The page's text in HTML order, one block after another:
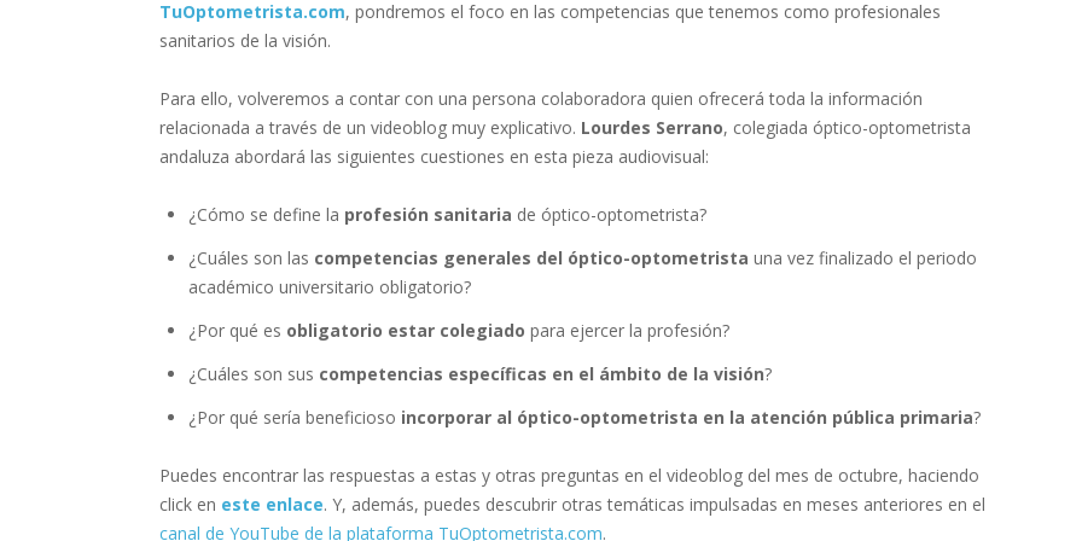
TuOptometrista.com, pondremos el foco en las competencias que tenemos como profesionales
sanitarios de la visión.
Para ello, volveremos a contar con una persona colaboradora quien ofrecerá toda la información
relacionada a través de un videoblog muy explicativo. Lourdes Serrano, colegiada óptico-optometrista
andaluza abordará las siguientes cuestiones en esta pieza audiovisual:
¿Cómo se define la profesión sanitaria de óptico-optometrista?
¿Cuáles son las competencias generales del óptico-optometrista una vez finalizado el periodo
académico universitario obligatorio?
¿Por qué es obligatorio estar colegiado para ejercer la profesión?
¿Cuáles son sus competencias específicas en el ámbito de la visión?
¿Por qué sería beneficioso incorporar al óptico-optometrista en la atención pública primaria?
Puedes encontrar las respuestas a estas y otras preguntas en el videoblog del mes de octubre, haciendo
click en este enlace. Y, además, puedes descubrir otras temáticas impulsadas en meses anteriores en el
canal de YouTube de la plataforma TuOptometrista.com.